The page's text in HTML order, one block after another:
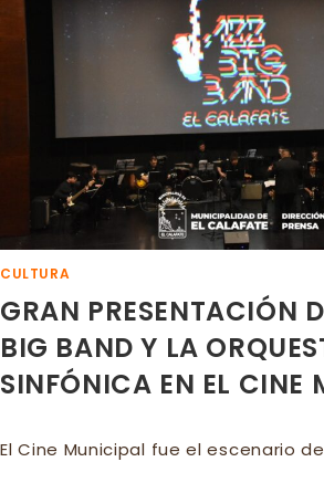
CONCIERTO
CULTURA
GRAN PRESENTACIÓN
BIG BAND Y LA
SINFÓNICA EN EL CINE
El Cine Municipal fue el escenario